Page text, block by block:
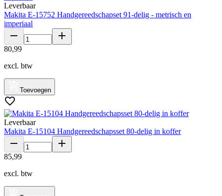
Leverbaar
Makita E-15752 Handgereedschapset 91-delig - metrisch en
imperiaal
80,99
excl. btw
Toevoegen
Leverbaar
Makita E-15104 Handgereedschapsset 80-delig in koffer
85,99
excl. btw